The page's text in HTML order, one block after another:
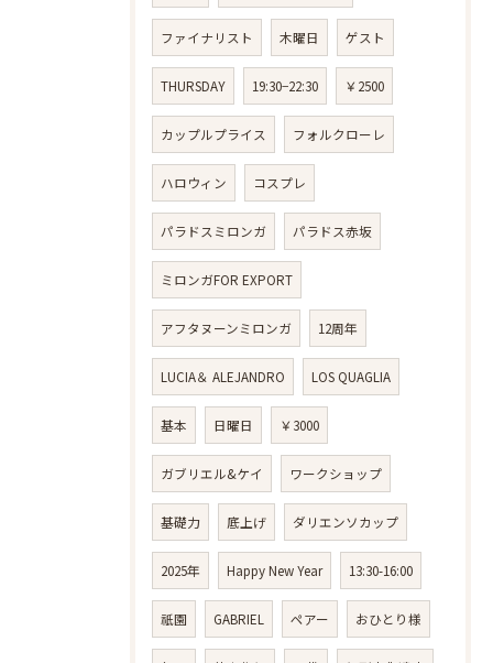
ファイナリスト 木曜日 ゲスト
THURSDAY 19:30−22:30 ￥2500
カップルプライス フォルクローレ
ハロウィン コスプレ
パラドスミロンガ パラドス赤坂
ミロンガFOR EXPORT
アフタヌーンミロンガ 12周年
LUCIA＆ ALEJANDRO LOS QUAGLIA
基本 日曜日 ￥3000
ガブリエル&ケイ ワークショップ
基礎力 底上げ ダリエンソカップ
2025年 Happy New Year 13:30-16:00
祇園 GABRIEL ペアー おひとり様